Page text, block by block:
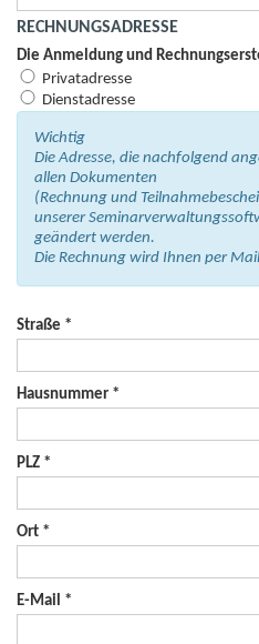
RECHNUNGSADRESSE
Die Anmeldung und
Privatadresse
Dienstadresse
Wichtig
Die Adresse, die nachfolgend
allen Dokumenten
(Rechnung und
unserer
geändert werden.
Die Rechnung wird Ihnen per
Straße *
Hausnummer *
PLZ *
Ort *
E-Mail *